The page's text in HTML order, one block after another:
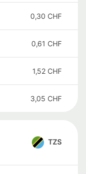
0,30 CHF
0,61 CHF
1,52 CHF
3,05 CHF
TZS